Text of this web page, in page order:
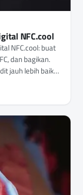
NFC.cool
NFC.cool: buat
dan bagikan.
jauh lebih baik
serius.